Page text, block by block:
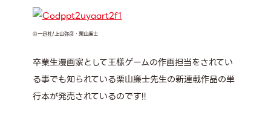
©一迅社/上山弥彦・栗山廉士
卒業生漫画家として王様ゲームの作画担当をされてい
る事でも知られている栗山廉士先生の新連載作品の単
行本が発売されているのです!!